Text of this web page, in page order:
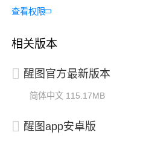
查看权限
相关版本
醒图官方最新版本
简体中文 115.17MB
醒图app安卓版